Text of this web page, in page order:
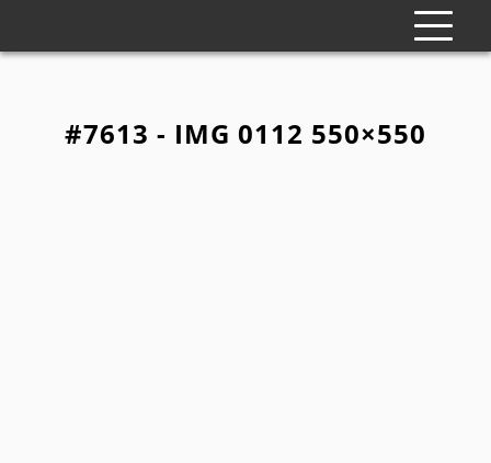
#7613 - IMG 0112 550×550